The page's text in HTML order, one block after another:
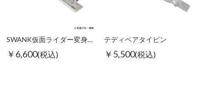
SWANK仮面ライダー変身タイピン
￥6,600(税込)
テディベアタイピン
￥5,500(税込)